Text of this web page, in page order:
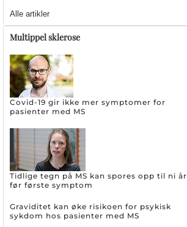
Alle artikler
Multippel sklerose
Covid-19 gir ikke mer symptomer for
pasienter med MS
Tidlige tegn på MS kan spores opp til ni år
før første symptom
Graviditet kan øke risikoen for psykisk
sykdom hos pasienter med MS